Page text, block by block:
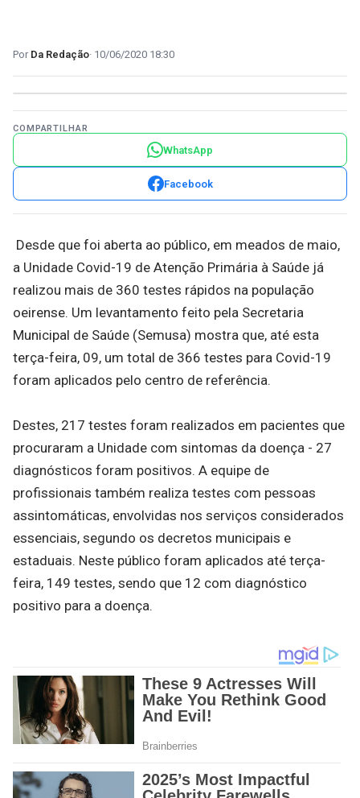
Da Redação 10/06/2020 18:30
COMPARTILHAR
WhatsApp
Facebook
Desde que foi aberta ao público, em meados de maio,
a Unidade Covid-19 de Atenção Primária à Saúde já
realizou mais de 360 testes rápidos na população
oeirense. Um levantamento feito pela Secretaria
Municipal de Saúde (Semusa) mostra que, até esta
terça-feira, 09, um total de 366 testes para Covid-19
foram aplicados pelo centro de referência.
Destes, 217 testes foram realizados em pacientes que
procuraram a Unidade com sintomas da doença - 27
diagnósticos foram positivos. A equipe de
profissionais também realiza testes com pessoas
assintomáticas, envolvidas nos serviços considerados
essenciais, segundo os decretos municipais e
estaduais. Neste público foram aplicados até terça-
feira, 149 testes, sendo que 12 com diagnóstico
positivo para a doença.